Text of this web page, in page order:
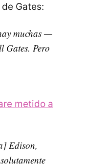
Gates:
muchas —
Gates. Pero
metido a
Edison,